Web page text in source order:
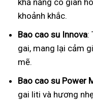
khoảnh khắc.
Bao cao su Innova:
gai, mang lại cảm
mẽ.
Bao cao su Power
gai liti và hương